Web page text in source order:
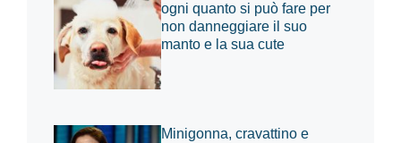
ogni quanto si può fare per
non danneggiare il suo
manto e la sua cute
Minigonna, cravattino e